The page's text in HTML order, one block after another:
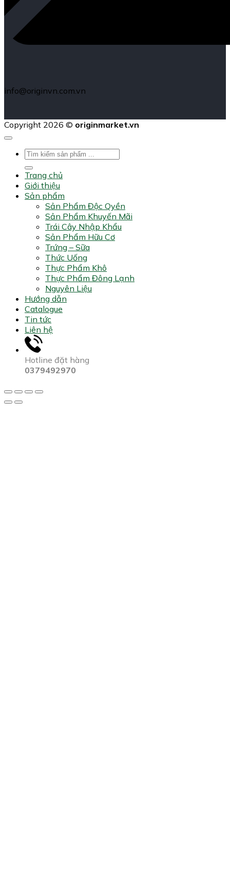
info@originvn.com.vn
Copyright 2026 © originmarket.vn
Tìm
kiếm:
Trang chủ
Giới thiệu
Sản phẩm
Sản Phẩm Độc Qyền
Sản Phẩm Khuyến Mãi
Trái Cây Nhập Khẩu
Sản Phẩm Hữu Cơ
Trứng – Sữa
Thức Uống
Thực Phẩm Khô
Thực Phẩm Đông Lạnh
Nguyên Liệu
Hướng dẫn
Catalogue
Tin tức
Liên hệ
Hotline đặt hàng
0379492970